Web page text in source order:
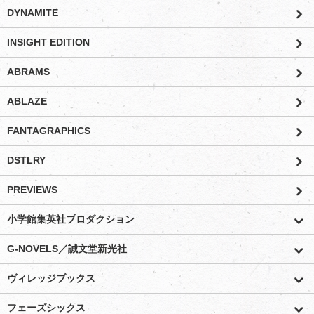
DYNAMITE
INSIGHT EDITION
ABRAMS
ABLAZE
FANTAGRAPHICS
DSTLRY
PREVIEWS
小学館集英社プロダクション
G-NOVELS／誠文堂新光社
ヴィレッジブックス
フェーズシックス